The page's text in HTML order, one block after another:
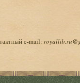
e-mail: